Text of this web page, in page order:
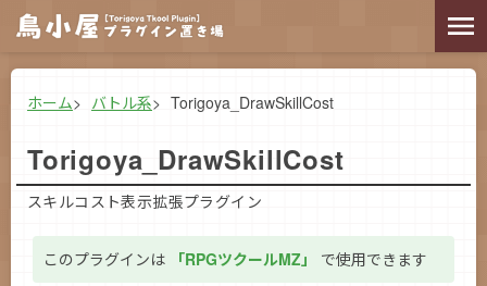
ホーム バトル系 Torigoya_DrawSkillCost
Torigoya_DrawSkillCost
スキルコスト表示拡張プラグイン
このプラグインは 「RPGツクールMZ」 で使用できます